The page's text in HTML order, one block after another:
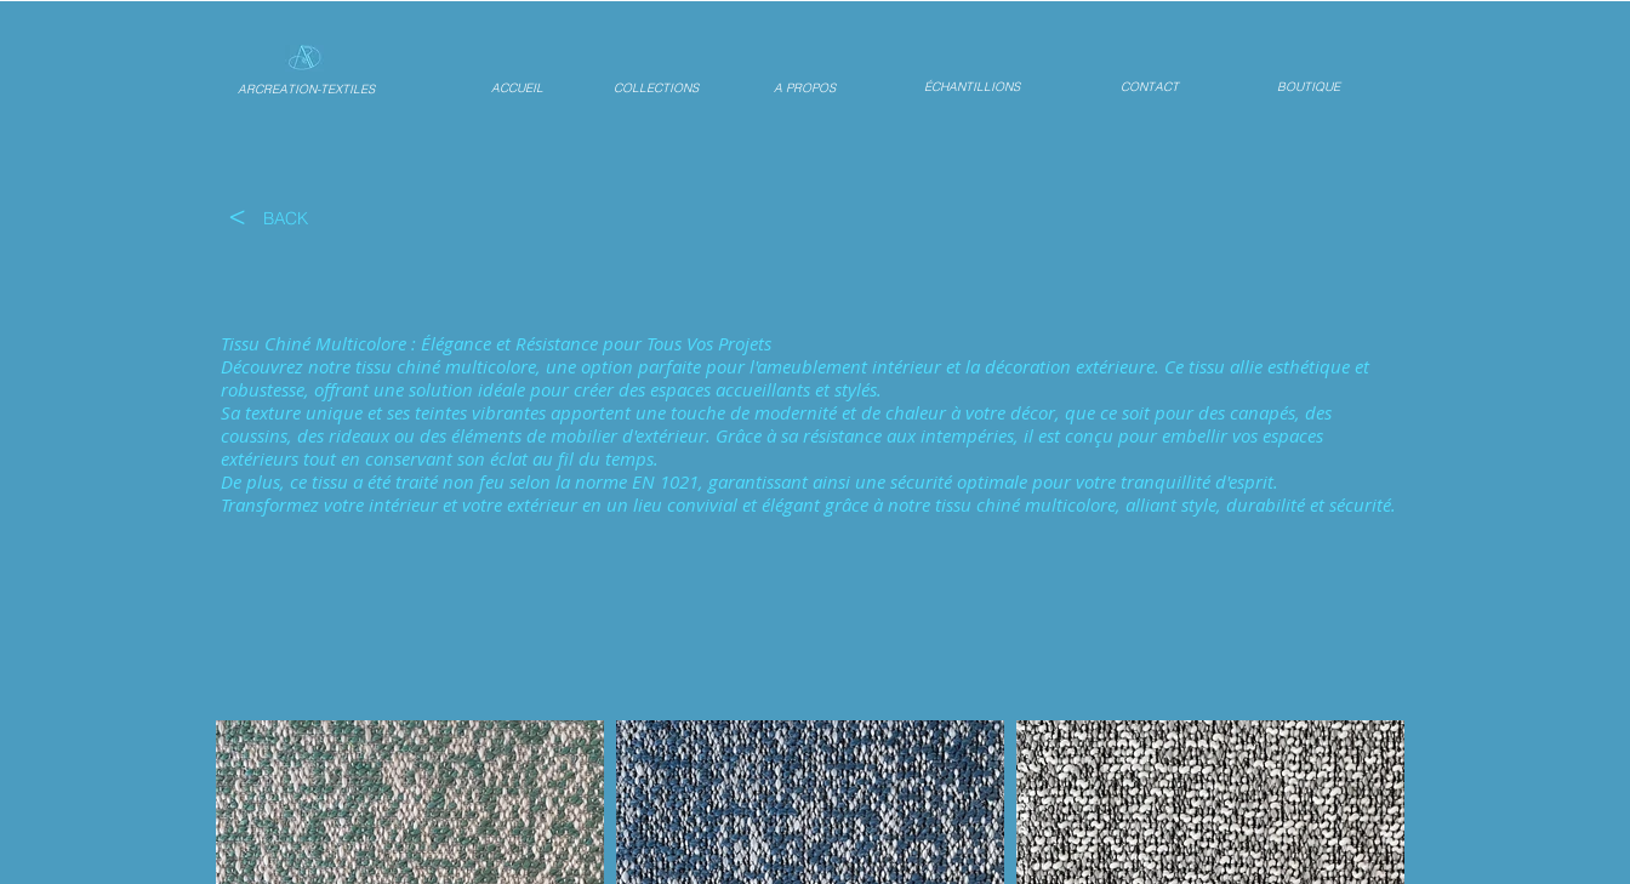
ARCREATION-TEXTILES ACCUEIL COLLECTIONS A PROPOS ÉCHANTILLIONS CONTACT BOUTIQUE
< BACK
Tissu Chiné Multicolore : Élégance et Résistance pour Tous Vos Projets
Découvrez notre tissu chiné multicolore, une option parfaite pour l'ameublement intérieur et la décoration extérieure. Ce tissu allie esthétique et
robustesse, offrant une solution idéale pour créer des espaces accueillants et stylés.
Sa texture unique et ses teintes vibrantes apportent une touche de modernité et de chaleur à votre décor, que ce soit pour des canapés, des
coussins, des rideaux ou des éléments de mobilier d'extérieur. Grâce à sa résistance aux intempéries, il est conçu pour embellir vos espaces
extérieurs tout en conservant son éclat au fil du temps.
De plus, ce tissu a été traité non feu selon la norme EN 1021, garantissant ainsi une sécurité optimale pour votre tranquillité d'esprit.
Transformez votre intérieur et votre extérieur en un lieu convivial et élégant grâce à notre tissu chiné multicolore, alliant style, durabilité et sécurité.